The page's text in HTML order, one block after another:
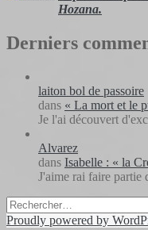
Hozana.
Derniers
laiton bol de passoire
dans « La mort et le
Je l'ai découvert
Alvarez
dans Isabelle : « la
J'aime rai faire partie
Rechercher :
Proudly powered by